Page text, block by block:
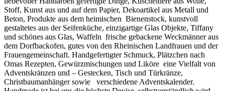
Stoff, Kunst aus und auf dem Papier, Dekoartikel aus Metall und
Beton, Produkte aus dem heimischen Bienenstock, kunstvoll
gestaltetes aus der Seifenküche, einzigartige Glas Objekte, Tiffany
und schönes aus Glas, Waffeln frische gebackene Weckmänner aus
dem Dorfbackofen, gutes von den Rheinischen Landfrauen und der
Frauengemeinschaft. Handgefertigter Schmuck, Plätzchen nach
Omas Rezepten, Gewürzmischungen und Liköre eine Vielfalt von
Adventskränzen und – Gestecken, Tisch und Türkränze,
Christbaumanhänger sowie verschiedene Adventskalender.